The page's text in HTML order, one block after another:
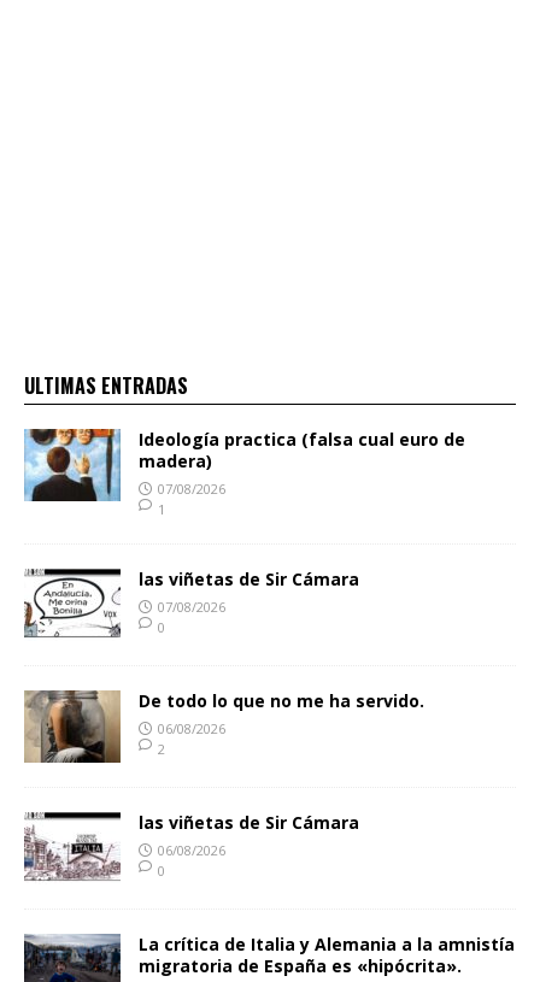
ULTIMAS ENTRADAS
Ideología practica (falsa cual euro de
madera)
07/08/2026
1
las viñetas de Sir Cámara
07/08/2026
0
De todo lo que no me ha servido.
06/08/2026
2
las viñetas de Sir Cámara
06/08/2026
0
La crítica de Italia y Alemania a la amnistía
migratoria de España es «hipócrita».